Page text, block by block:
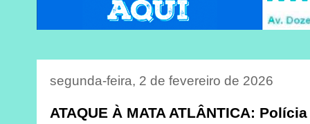
segunda-feira, 2 de fevereiro de 2026
ATAQUE À MATA ATLÂNTICA: